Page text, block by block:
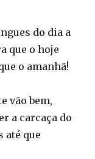
do dia a
que o hoje
o amanhã!
vão bem,
a carcaça do
até que